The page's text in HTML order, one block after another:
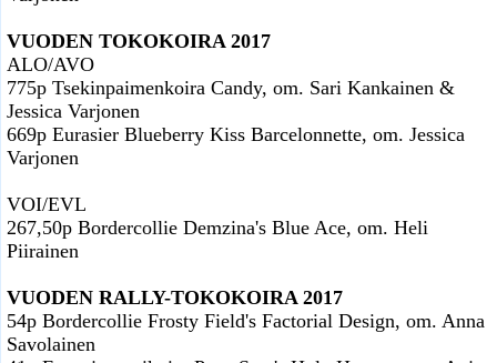
VUODEN TOKOKOIRA 2017
ALO/AVO
775p Tsekinpaimenkoira Candy, om. Sari Kankainen &
Jessica Varjonen
669p Eurasier Blueberry Kiss Barcelonnette, om. Jessica
Varjonen
VOI/EVL
267,50p Bordercollie Demzina's Blue Ace, om. Heli
Piirainen
VUODEN RALLY-TOKOKOIRA 2017
54p Bordercollie Frosty Field's Factorial Design, om. Anna
Savolainen